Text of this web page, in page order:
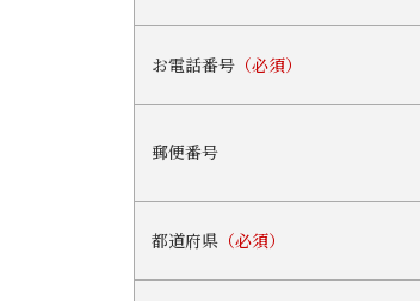
お電話番号 （必須）
郵便番号
都道府県 （必須）